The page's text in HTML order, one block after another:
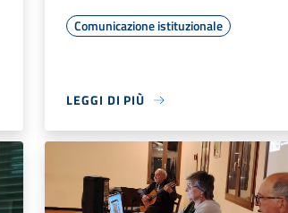
Comunicazione istituzionale
LEGGI DI PIÙ